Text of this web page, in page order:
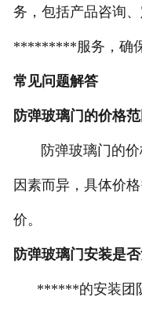
务，包括产品咨询
*********服务，确
常见问题解答
防弹玻璃门的价格
防弹玻璃门的价
因素而异，具体价
价。
防弹玻璃门安装是
******的安装团队